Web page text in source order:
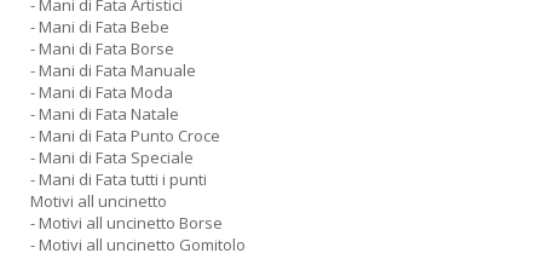
- Mani di Fata Artistici
- Mani di Fata Bebe
- Mani di Fata Borse
- Mani di Fata Manuale
- Mani di Fata Moda
- Mani di Fata Natale
- Mani di Fata Punto Croce
- Mani di Fata Speciale
- Mani di Fata tutti i punti
Motivi all uncinetto
- Motivi all uncinetto Borse
- Motivi all uncinetto Gomitolo